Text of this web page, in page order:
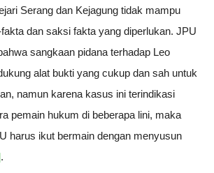
Serang dan Kejagung tidak mampu
dan saksi fakta yang diperlukan. JPU
sangkaan pidana terhadap Leo
alat bukti yang cukup dan sah untuk
namun karena kasus ini terindikasi
pemain hukum di beberapa lini, maka
harus ikut bermain dengan menyusun
.